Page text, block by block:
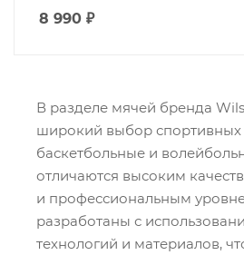
8 990 ₽
В разделе мячей бренда
широкий выбор спортивных
баскетбольные и
отличаются высоким
и профессиональным
разработаны с
технологий и материалов,